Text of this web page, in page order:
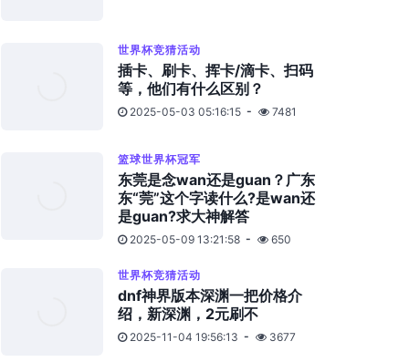
世界杯竞猜活动
插卡、刷卡、挥卡/滴卡、扫码
等，他们有什么区别？
2025-05-03 05:16:15 7481
篮球世界杯冠军
东莞是念wan还是guan？广东
东“莞”这个字读什么?是wan还
是guan?求大神解答
2025-05-09 13:21:58 650
世界杯竞猜活动
dnf神界版本深渊一把价格介
绍，新深渊，2元刷不
2025-11-04 19:56:13 3677